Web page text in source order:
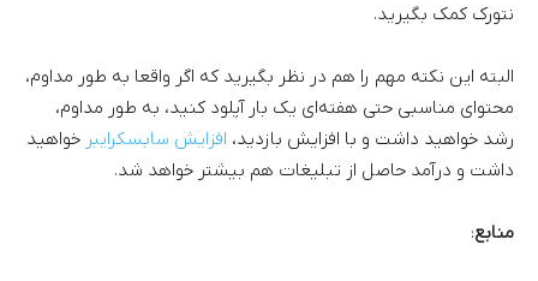
نتورک کمک بگیرید.
البته این نکته مهم را هم در نظر بگیرید که اگر واقعا به طور مداوم،
محتوای مناسبی حتی هفته‌ای یک بار آپلود کنید، به طور مداوم،
رشد خواهید داشت و با افزایش بازدید، افزایش سابسکرایبر خواهید
داشت و درآمد حاصل از تبلیغات هم بیشتر خواهد شد.
منابع: